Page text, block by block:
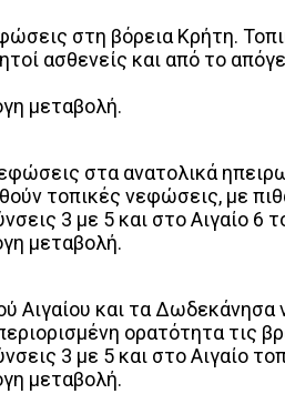
στη βόρεια Κρήτη.
ασθενείς και από το
μεταβολή.
στα ανατολικά
τοπικές νεφώσεις, με
3 με 5 και στο Αιγαίο
μεταβολή.
Αιγαίου και τα
ορατότητα τις
3 με 5 και στο Αιγαίο
μεταβολή.